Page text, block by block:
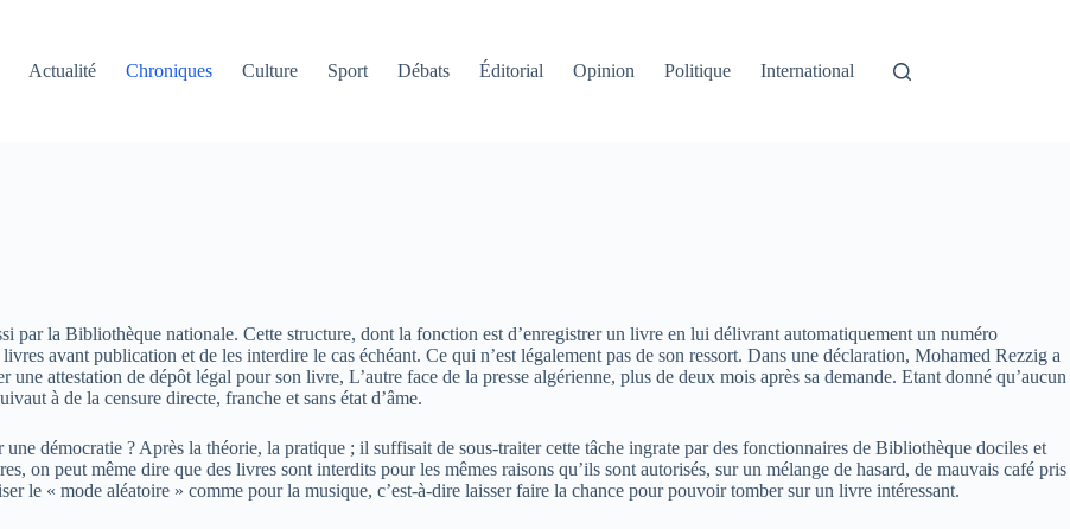
Actualité
Chroniques Culture Sport Débats Éditorial Opinion Politique International
par la Bibliothèque nationale. Cette structure, dont la fonction est d’enregistrer un livre en lui délivrant automatiquement un numéro
avant publication et de les interdire le cas échéant. Ce qui n’est légalement pas de son ressort. Dans une déclaration, Mohamed Rezzig a
attestation de dépôt légal pour son livre, L’autre face de la presse algérienne, plus de deux mois après sa demande. Etant donné qu’aucun
à de la censure directe, franche et sans état d’âme.
démocratie ? Après la théorie, la pratique ; il suffisait de sous-traiter cette tâche ingrate par des fonctionnaires de Bibliothèque dociles et
on peut même dire que des livres sont interdits pour les mêmes raisons qu’ils sont autorisés, sur un mélange de hasard, de mauvais café pris
le « mode aléatoire » comme pour la musique, c’est-à-dire laisser faire la chance pour pouvoir tomber sur un livre intéressant.